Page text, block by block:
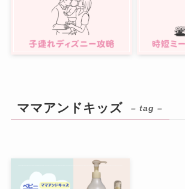
ママアンドキッズ – tag –